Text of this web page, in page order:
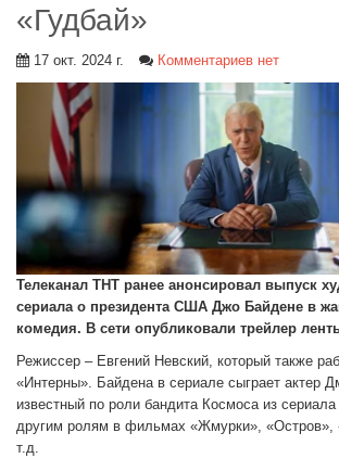
«Гудбай»
17 окт. 2024 г. Комментариев нет
Телеканал ТНТ ранее анонсировал выпуск
сериала о президента США Джо Байдене в
комедия. В сети опубликовали трейлер
Режиссер – Евгений Невский, который также
«Интерны». Байдена в сериале сыграет актер
известный по роли бандита Космоса из
другим ролям в фильмах «Жмурки», «Остров»,
т.д.